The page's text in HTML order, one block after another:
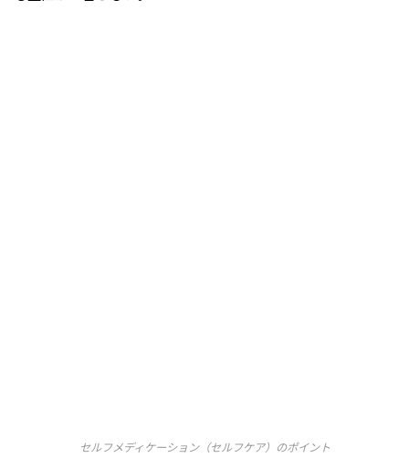
セルフメディケーション（セルフケア）のポイント